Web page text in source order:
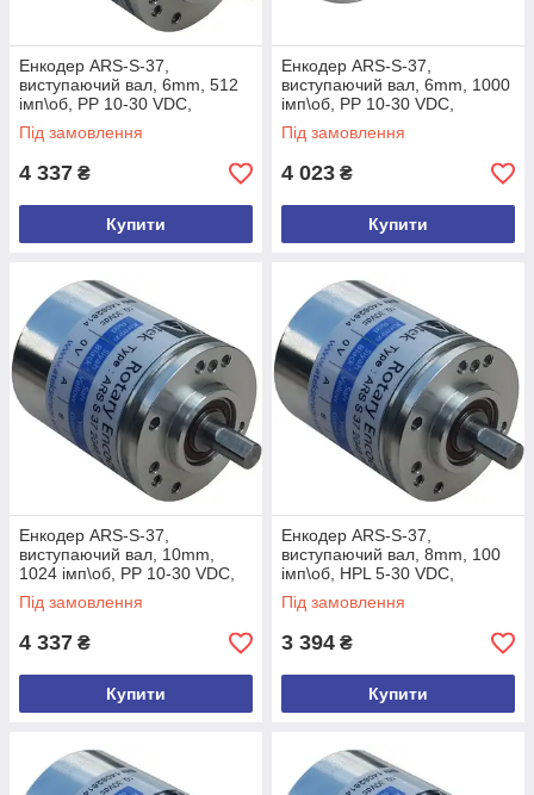
Енкодер ARS-S-37,
виcтупаючий вал, 6mm, 512
імп\об, PP 10-30 VDC,
A,/A,B,/B,Z,/Z, кабель 3м,
задній
Під замовлення
4 337 ₴
Купити
Енкодер ARS-S-37,
виcтупаючий вал, 6mm, 1000
імп\об, PP 10-30 VDC,
A,/A,B,/B,Z,/Z, кабель 3м,
боковий
Під замовлення
4 023 ₴
Купити
Енкодер ARS-S-37,
виcтупаючий вал, 10mm,
1024 імп\об, PP 10-30 VDC,
A,/A,B,/B,Z,/Z, кабель 3м,
задній
Під замовлення
4 337 ₴
Купити
Енкодер ARS-S-37,
виcтупаючий вал, 8mm, 100
імп\об, HPL 5-30 VDC,
A,/A,B,/B,Z,/Z, кабель 3м,
задній
Під замовлення
3 394 ₴
Купити